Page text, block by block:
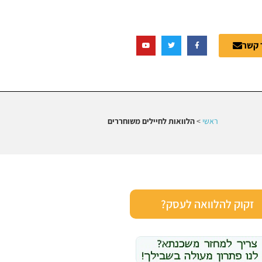
קשר
ראשי >הלוואות לחיילים משוחררים
זקוק להלוואה לעסק?